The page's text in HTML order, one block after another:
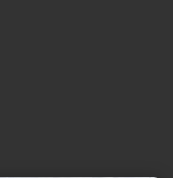
intensiv und individuell
privaten Suchtkliniken. Dort
verknüpft und es gibt diverse
Begleiterkrankungen gezielt